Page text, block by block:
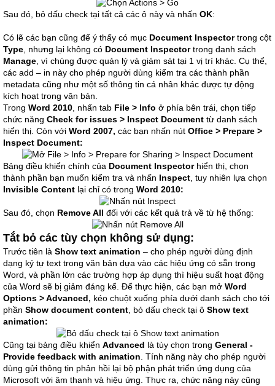
Sau đó, bỏ dấu check tại tất cả các ô này và nhấn OK:
Có lẽ các bạn cũng để ý thấy có mục Document Inspectortrong cột
Type , nhưng lại không có Document Inspectortrong danh sách
Manage , vì chúng được quản lý và giám sát tại 1 vị trí khác. Cụ thể,
các add – in này cho phép người dùng kiểm tra các thành phần
metadata cũng như một số thông tin cá nhân khác được tự động
kích hoạt trong văn bản.
Trong Word 2010 , nhấn tab File > Info ở phía bên trái, chọn tiếp
chức năng Check for issues > Inspect Document từ danh sách
hiển thị. Còn với Word 2007, các bạn nhấn nút Office > Prepare >
Inspect Document:
Bảng điều khiển chính của Document Inspectorhiển thị, chọn
thành phần bạn muốn kiểm tra và nhấn Inspect , tuy nhiên lựa chọn
Invisible Content lại chỉ có trong Word 2010:
Sau đó, chọn Remove All đối với các kết quả trả về từ hệ thống:
Tắt bỏ các tùy chọn không sử dụng:
Trước tiên là Show text animation – cho phép người dùng định
dạng ký tự text trong văn bản dựa vào các hiệu ứng có sẵn trong
Word, và phần lớn các trường hợp áp dụng thì hiệu suất hoạt động
của Word sẽ bị giảm đáng kể. Để thực hiện, các bạn mở Word
Options > Advanced, kéo chuột xuống phía dưới danh sách cho tới
phần Show document content , bỏ dấu check tại ô Show text
animation:
Cũng tại bảng điều khiển Advanced là tùy chọn trong General -
Provide feedback with animation . Tính năng này cho phép người
dùng gửi thông tin phản hồi lại bộ phận phát triển ứng dụng của
Microsoft với âm thanh và hiệu ứng. Thực ra, chức năng này cũng